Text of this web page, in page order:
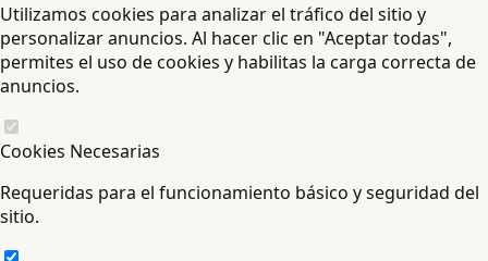
Utilizamos cookies para analizar el tráfico del sitio y
personalizar anuncios. Al hacer clic en "Aceptar todas",
permites el uso de cookies y habilitas la carga correcta de
anuncios.
Cookies Necesarias
Requeridas para el funcionamiento básico y seguridad del
sitio.